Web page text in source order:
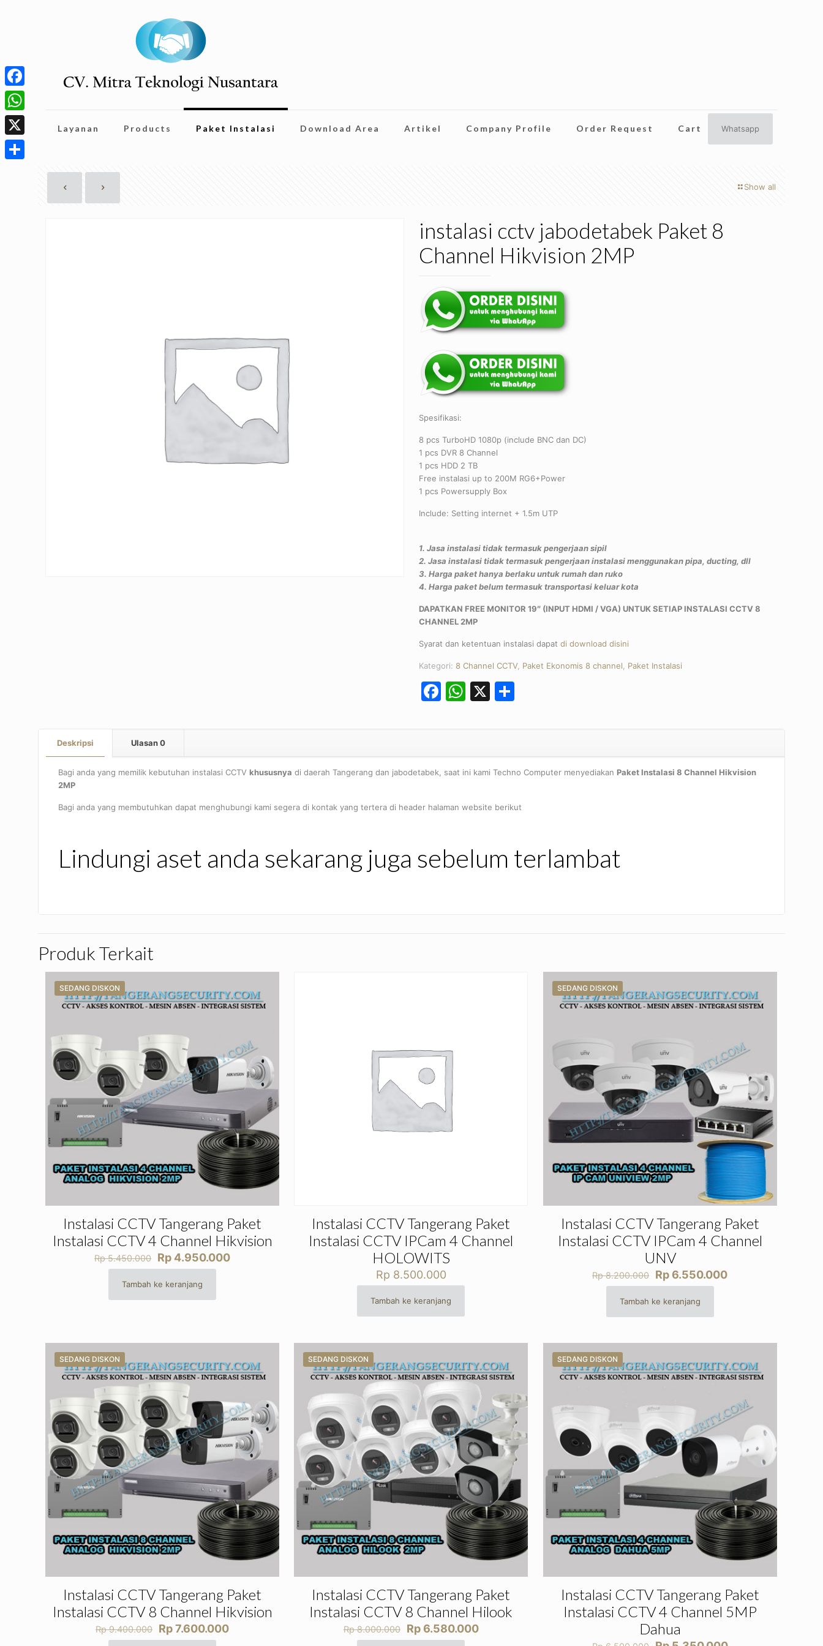
Layanan Products Paket Instalasi Download Area Artikel Company Profile Order Request Cart Whatsapp
Show all
instalasi cctv jabodetabek Paket 8
Channel Hikvision 2MP
Spesifikasi:
8 pcs TurboHD 1080p (include BNC dan DC)
1 pcs DVR 8 Channel
1 pcs HDD 2 TB
Free instalasi up to 200M RG6+Power
1 pcs Powersupply Box
Include: Setting internet + 1.5m UTP
1. Jasa instalasi tidak termasuk pengerjaan sipil
2. Jasa instalasi tidak termasuk pengerjaan instalasi menggunakan pipa, ducting, dll
3. Harga paket hanya berlaku untuk rumah dan ruko
4. Harga paket belum termasuk transportasi keluar kota
DAPATKAN FREE MONITOR 19″ (INPUT HDMI / VGA) UNTUK SETIAP INSTALASI CCTV 8
CHANNEL 2MP
Syarat dan ketentuan instalasi dapat di download disini
Kategori: 8 Channel CCTV, Paket Ekonomis 8 channel Paket Instalasi
Facebook
WhatsApp
X
Deskripsi Ulasan0
Bagi anda yang memilik kebutuhan instalasi CCTV khususnya di daerah Tangerang dan jabodetabek, saat ini kami Techno Computer menyediakan Paket Instalasi 8 Channel Hikvision
2MP
Bagi anda yang membutuhkan dapat menghubungi kami segera di kontak yang tertera di header halaman website berikut
Lindungi aset anda sekarang juga sebelum terlambat
Produk Terkait
SEDANG DISKON
Instalasi CCTV Tangerang Paket
Instalasi CCTV 4 Channel Hikvision
Rp5.450.000
Harga
aslinya
adalah:
Rp 4.950.000Harga
Tambah ke keranjang
Instalasi CCTV Tangerang Paket
Instalasi CCTV IPCam 4 Channel
HOLOWITS
Rp 8.500.000
Tambah ke keranjang
SEDANG DISKON
Instalasi CCTV Tangerang Paket
Instalasi CCTV IPCam 4 Channel
UNV
Rp8.200.000
Harga
aslinya
adalah:
Rp 6.550.000Harga
Tambah ke keranjang
SEDANG DISKON
Instalasi CCTV Tangerang Paket
Instalasi CCTV 8 Channel Hikvision
Rp9.400.000
Harga
aslinya
Rp7.600.000Harga
SEDANG DISKON
Instalasi CCTV Tangerang Paket
Instalasi CCTV 8 Channel Hilook
Rp8.000.000
Harga
aslinya
Rp6.580.000Harga
SEDANG DISKON
Instalasi CCTV Tangerang Paket
Instalasi CCTV 4 Channel 5MP
Dahua
Facebook
WhatsApp
X